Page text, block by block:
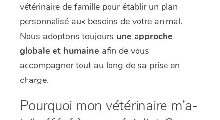
vétérinaire de famille pour établir un plan
personnalisé aux besoins de votre animal.
Nous adoptons toujours une approche
globale et humaine afin de vous
accompagner tout au long de sa prise en
charge.
Pourquoi mon vétérinaire m’a-